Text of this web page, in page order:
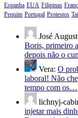
Espanha EUA Filipinas
Pequim Portugal Protestos
José
Boris, primeiro
depois não o
Vera: O
laboral! Não
tempo com os…
lichnyj-
injetar mais